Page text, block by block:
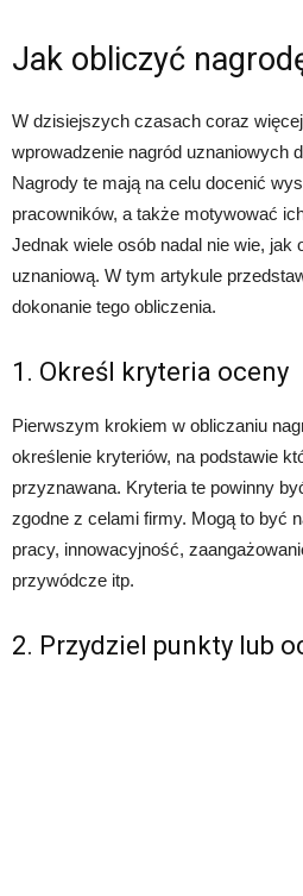
Jak obliczyć
W dzisiejszych czasach coraz
wprowadzenie nagród uznaniowych
Nagrody te mają na celu docenić
pracowników, a także motywować
Jednak wiele osób nadal nie wie, jak
uznaniową. W tym artykule
dokonanie tego obliczenia.
1. Określ kryteria oceny
Pierwszym krokiem w obliczaniu
określenie kryteriów, na podstawie
przyznawana. Kryteria te powinny
zgodne z celami firmy. Mogą to być
pracy, innowacyjność,
przywódcze itp.
2. Przydziel punkty lub